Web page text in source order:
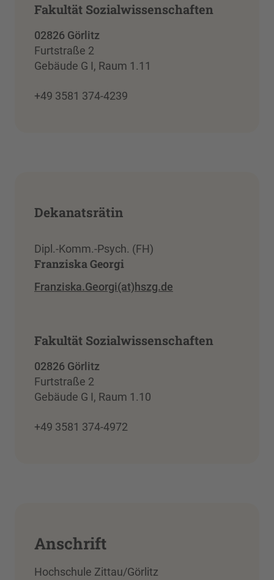
Fakultät Sozialwissenschaften
02826 Görlitz
Furtstraße 2
Gebäude G I, Raum 1.11
+49 3581 374-4239
Dekanatsrätin
Dipl.-Komm.-Psych. (FH)
Franziska Georgi
Franziska.Georgi(at)hszg.de
Fakultät Sozialwissenschaften
02826 Görlitz
Furtstraße 2
Gebäude G I, Raum 1.10
+49 3581 374-4972
Anschrift
Hochschule Zittau/Görlitz